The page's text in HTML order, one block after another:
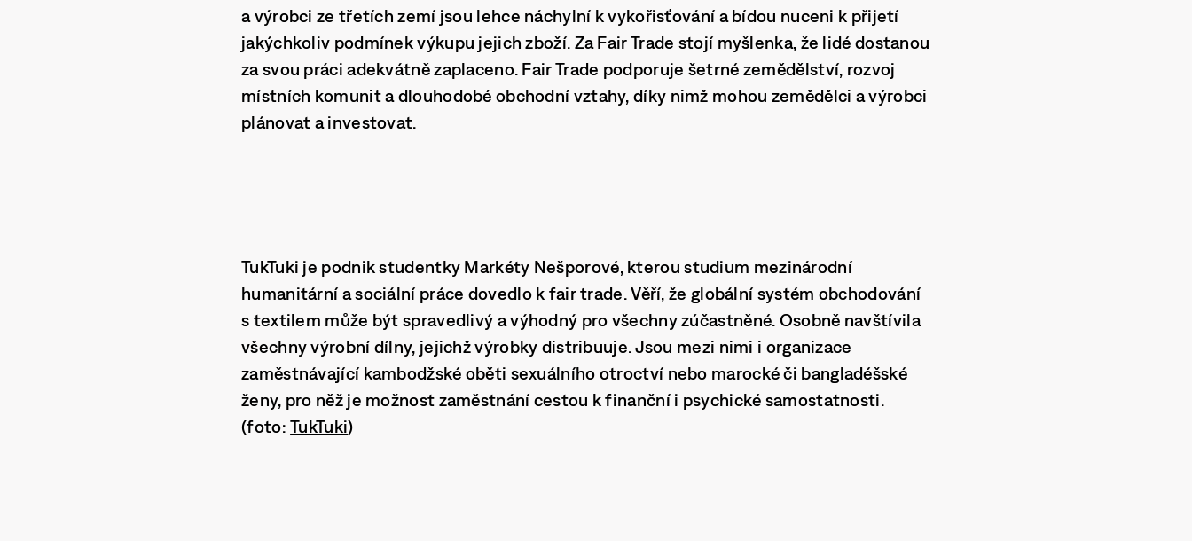
a výrobci ze třetích zemí jsou lehce náchylní k vykořisťování a bídou nuceni k přijetí
jakýchkoliv podmínek výkupu jejich zboží. Za Fair Trade stojí myšlenka, že lidé dostanou
za svou práci adekvátně zaplaceno. Fair Trade podporuje šetrné zemědělství, rozvoj
místních komunit a dlouhodobé obchodní vztahy, díky nimž mohou zemědělci a výrobci
plánovat a investovat.
TukTuki je podnik studentky Markéty Nešporové, kterou studium mezinárodní
humanitární a sociální práce dovedlo k fair trade. Věří, že globální systém obchodování
s textilem může být spravedlivý a výhodný pro všechny zúčastněné. Osobně navštívila
všechny výrobní dílny, jejichž výrobky distribuuje. Jsou mezi nimi i organizace
zaměstnávající kambodžské oběti sexuálního otroctví nebo marocké či bangladéšské
ženy, pro něž je možnost zaměstnání cestou k finanční i psychické samostatnosti.
(foto:TukTuki)